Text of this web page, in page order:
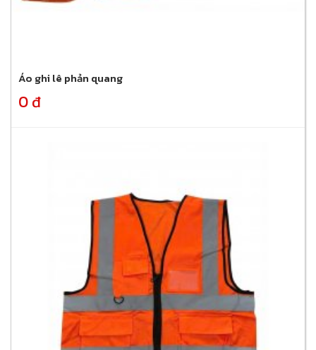
Áo ghi lê phản quang
0 đ